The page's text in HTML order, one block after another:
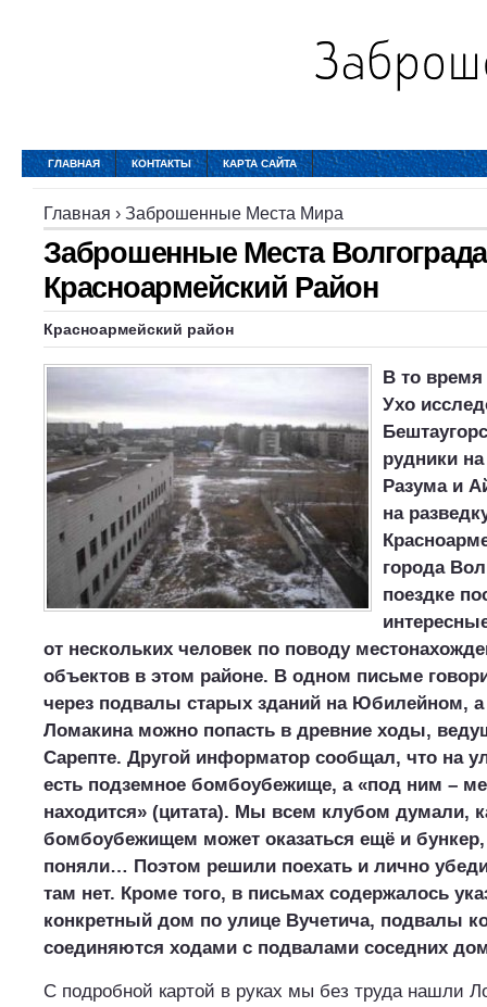
ГЛАВНАЯ КОНТАКТЫ КАРТА САЙТА
Главная › Заброшенные Места Мира
Заброшенные Места Волгограда
Красноармейский Район
Красноармейский район
В то время
Ухо
рудники
Разума и
на
города
поездке
от нескольких человек по поводу
объектов в этом районе. В одном письме
через подвалы старых зданий на Юбилейном, а
Ломакина можно попасть в древние ходы,
Сарепте. Другой информатор сообщал, что на
есть подземное бомбоубежище, а «под ним –
находится» (цитата). Мы всем клубом думали,
бомбоубежищем может оказаться ещё и бункер,
поняли… Поэтом решили поехать и лично
там нет. Кроме того, в письмах содержалось
конкретный дом по улице Вучетича, подвалы
соединяются ходами с подвалами соседних
С подробной картой в руках мы без труда нашли